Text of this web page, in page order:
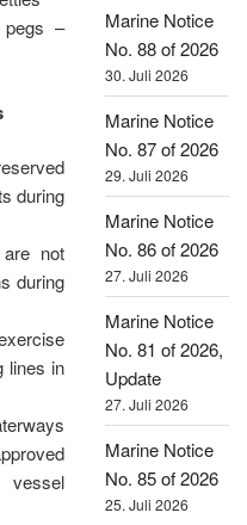
pegs –
during
not
during
lines in
Marine Notice
No. 88 of 2026
30. Juli 2026
Marine Notice
No. 87 of 2026
29. Juli 2026
Marine Notice
No. 86 of 2026
27. Juli 2026
Marine Notice
No. 81 of 2026,
Update
27. Juli 2026
Marine Notice
No. 85 of 2026
25. Juli 2026